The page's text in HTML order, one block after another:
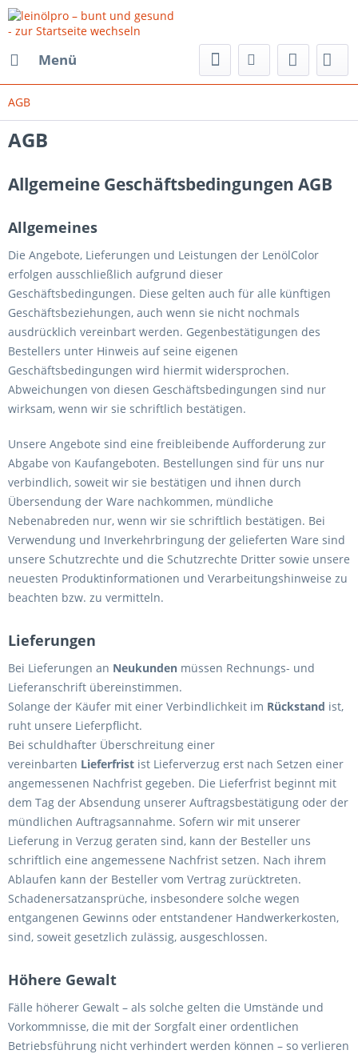
Menü
AGB
AGB
Allgemeine Geschäftsbedingungen AGB
Allgemeines
Die Angebote, Lieferungen und Leistungen der LenölColor
erfolgen ausschließlich aufgrund dieser
Geschäftsbedingungen. Diese gelten auch für alle künftigen
Geschäftsbeziehungen, auch wenn sie nicht nochmals
ausdrücklich vereinbart werden. Gegenbestätigungen des
Bestellers unter Hinweis auf seine eigenen
Geschäftsbedingungen wird hiermit widersprochen.
Abweichungen von diesen Geschäftsbedingungen sind nur
wirksam, wenn wir sie schriftlich bestätigen.
Unsere Angebote sind eine freibleibende Aufforderung zur
Abgabe von Kaufangeboten. Bestellungen sind für uns nur
verbindlich, soweit wir sie bestätigen und ihnen durch
Übersendung der Ware nachkommen, mündliche
Nebenabreden nur, wenn wir sie schriftlich bestätigen. Bei
Verwendung und Inverkehrbringung der gelieferten Ware sind
unsere Schutzrechte und die Schutzrechte Dritter sowie unsere
neuesten Produktinformationen und Verarbeitungshinweise zu
beachten bzw. zu vermitteln.
Lieferungen
Bei Lieferungen an Neukunden müssen Rechnungs- und
Lieferanschrift übereinstimmen.
Solange der Käufer mit einer Verbindlichkeit im Rückstand ist,
ruht unsere Lieferpflicht.
Bei schuldhafter Überschreitung einer
vereinbarten Lieferfrist ist Lieferverzug erst nach Setzen einer
angemessenen Nachfrist gegeben. Die Lieferfrist beginnt mit
dem Tag der Absendung unserer Auftragsbestätigung oder der
mündlichen Auftragsannahme. Sofern wir mit unserer
Lieferung in Verzug geraten sind, kann der Besteller uns
schriftlich eine angemessene Nachfrist setzen. Nach ihrem
Ablaufen kann der Besteller vom Vertrag zurücktreten.
Schadenersatzansprüche, insbesondere solche wegen
entgangenen Gewinns oder entstandener Handwerkerkosten,
sind, soweit gesetzlich zulässig, ausgeschlossen.
Höhere Gewalt
Fälle höherer Gewalt – als solche gelten die Umstände und
Vorkommnisse, die mit der Sorgfalt einer ordentlichen
Betriebsführung nicht verhindert werden können – so verlieren